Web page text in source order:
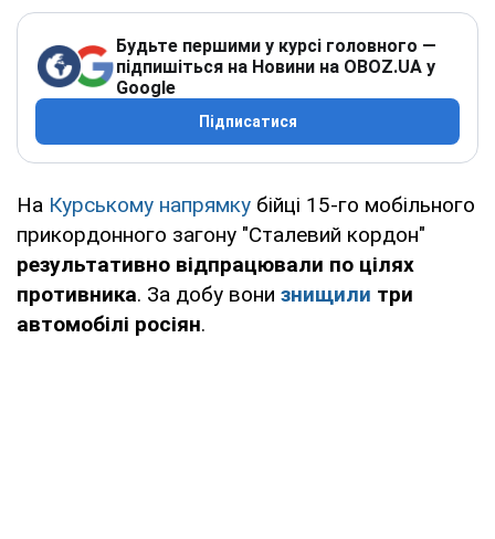
Будьте першими у курсі головного —
підпишіться на Новини на OBOZ.UA у
Google
Підписатися
На Курському напрямку бійці 15-го мобільного
прикордонного загону "Сталевий кордон"
результативно відпрацювали по цілях
противника. За добу вони знищили три
автомобілі росіян.